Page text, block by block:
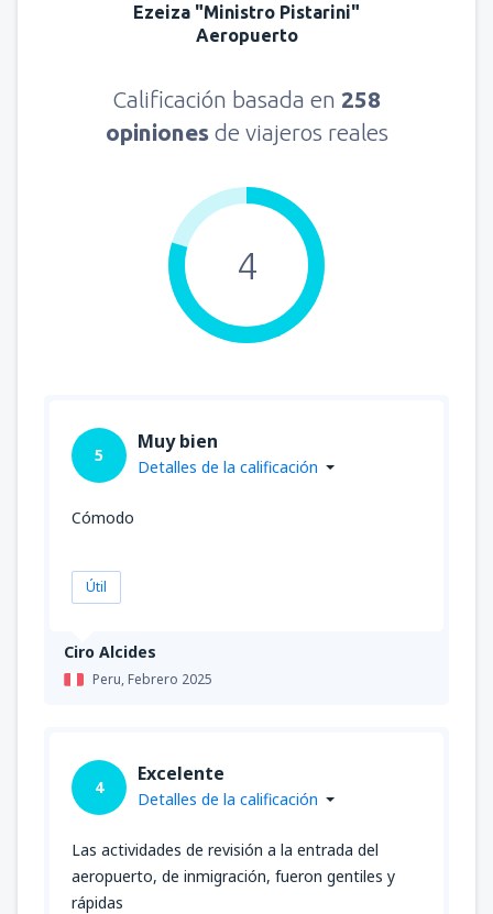
Ezeiza "Ministro Pistarini"
Aeropuerto
Calificación basada en 258
opiniones de viajeros reales
4
Ciro Alcides
Peru,Febrero 2025
5
Muy bien
Detalles de la calificación
Cómodo
Útil
4
Excelente
Detalles de la calificación
Las actividades de revisión a la entrada del
aeropuerto, de inmigración, fueron gentiles y
rápidas